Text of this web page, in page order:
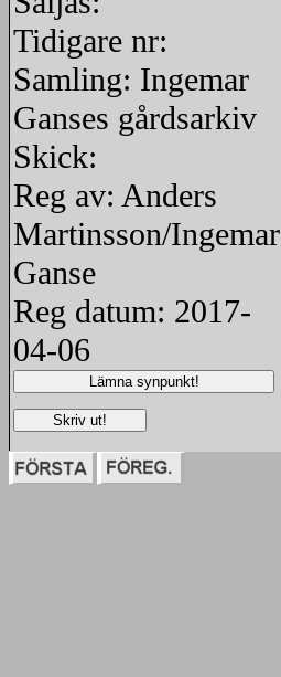
Tidigare nr:
Samling: Ingemar
Ganses gårdsarkiv
Skick:
Reg av: Anders
Martinsson/Ingemar
Ganse
Reg datum: 2017-
04-06